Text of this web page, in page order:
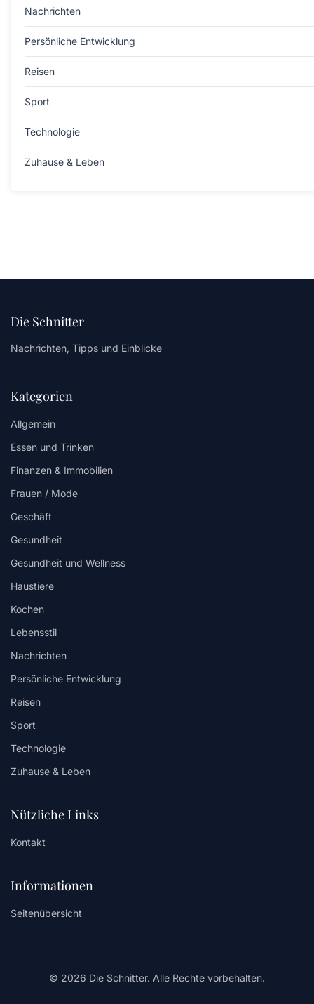
Nachrichten
Persönliche Entwicklung
Reisen
Sport
Technologie
Zuhause & Leben
Die Schnitter
Nachrichten, Tipps und Einblicke
Kategorien
Allgemein
Essen und Trinken
Finanzen & Immobilien
Frauen / Mode
Geschäft
Gesundheit
Gesundheit und Wellness
Haustiere
Kochen
Lebensstil
Nachrichten
Persönliche Entwicklung
Reisen
Sport
Technologie
Zuhause & Leben
Nützliche Links
Kontakt
Informationen
Seitenübersicht
© 2026 Die Schnitter. Alle Rechte vorbehalten.